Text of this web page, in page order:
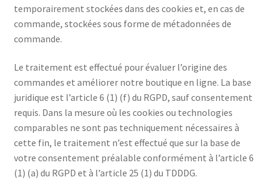
temporairement stockées dans des cookies et, en cas de
commande, stockées sous forme de métadonnées de
commande.
Le traitement est effectué pour évaluer l’origine des
commandes et améliorer notre boutique en ligne. La base
juridique est l’article 6 (1) (f) du RGPD, sauf consentement
requis. Dans la mesure où les cookies ou technologies
comparables ne sont pas techniquement nécessaires à
cette fin, le traitement n’est effectué que sur la base de
votre consentement préalable conformément à l’article 6
(1) (a) du RGPD et à l’article 25 (1) du TDDDG.